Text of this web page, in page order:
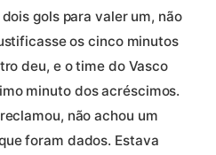
gols para valer um, não
os cinco minutos
deu, e o time do Vasco
minuto dos acréscimos.
não achou um
foram dados. Estava